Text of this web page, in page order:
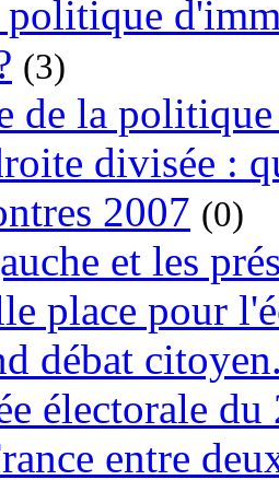
(3)
de la
divisée :
2007 (0)
et les
place pour
débat
électorale
entre